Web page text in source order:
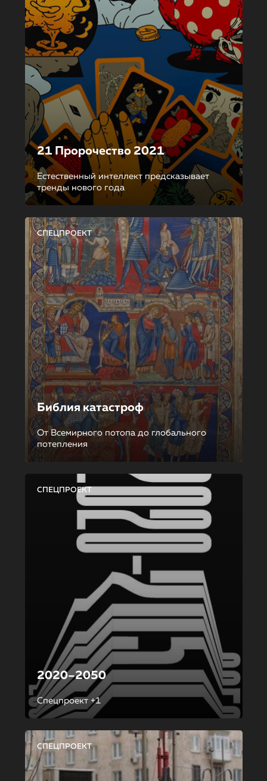
21 Пророчество 2021
Естественный интеллект предсказывает
тренды нового года
СПЕЦПРОЕКТ
Библия катастроф
От Всемирного потопа до глобального
потепления
СПЕЦПРОЕКТ
2020–2050
Спецпроект +1
СПЕЦПРОЕКТ